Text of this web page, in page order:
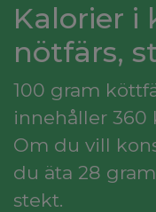
Kalorier i
nötfärs,
100 gram
innehåller 360
Om du vill
du äta 28
stekt.